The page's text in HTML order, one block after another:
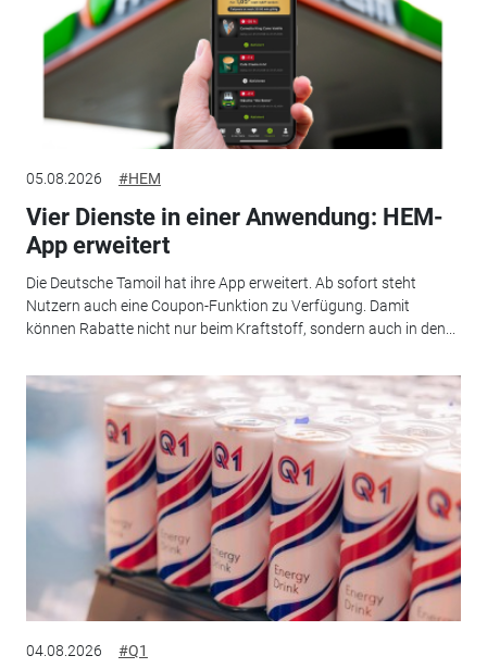
05.08.2026 #HEM
Vier Dienste in einer Anwendung: HEM-
App erweitert
Die Deutsche Tamoil hat ihre App erweitert. Ab sofort steht
Nutzern auch eine Coupon-Funktion zu Verfügung. Damit
können Rabatte nicht nur beim Kraftstoff, sondern auch in den...
04.08.2026 #Q1